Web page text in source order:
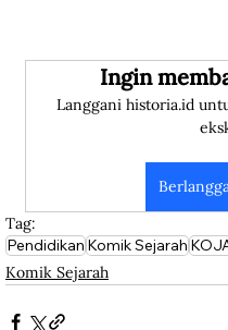
Ingin
Langgani historia.id
Tag:
PendidikanKomik Sejarah
Komik Sejarah